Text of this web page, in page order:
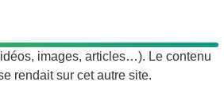
images, articles…). Le contenu
rendait sur cet autre site.